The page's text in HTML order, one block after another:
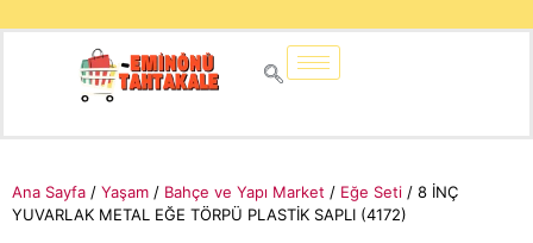
Ana Sayfa / Yaşam / Bahçe ve Yapı Market / Eğe Seti / 8 İNÇ
YUVARLAK METAL EĞE TÖRPÜ PLASTİK SAPLI (4172)